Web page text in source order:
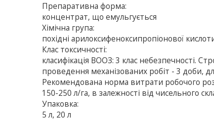
Препаративна форма:
концентрат, що емульгується
Хімічна група:
похідні арилоксифеноксипропіонової
Клас токсичності:
класифікація ВООЗ: 3 клас небезпечності.
проведення механізованих робіт - 3 доби,
Рекомендована норма витрати робочого
150-250 л/га, в залежності від чисельного
Упаковка:
5 л, 20 л